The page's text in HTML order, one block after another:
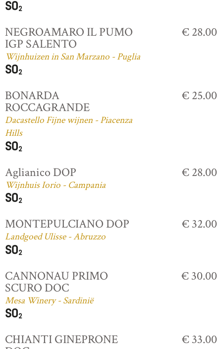
NEGROAMARO IL PUMO
IGP SALENTO
Wijnhuizen in San Marzano - Puglia
€ 28.00
BONARDA
ROCCAGRANDE
Dacastello Fijne wijnen - Piacenza
Hills
€ 25.00
Aglianico DOP
Wijnhuis Iorio - Campania
€ 28.00
MONTEPULCIANO DOP
Landgoed Ulisse - Abruzzo
€ 32.00
CANNONAU PRIMO
SCURO DOC
Mesa Winery - Sardinië
€ 30.00
CHIANTI GINEPRONE € 33.00